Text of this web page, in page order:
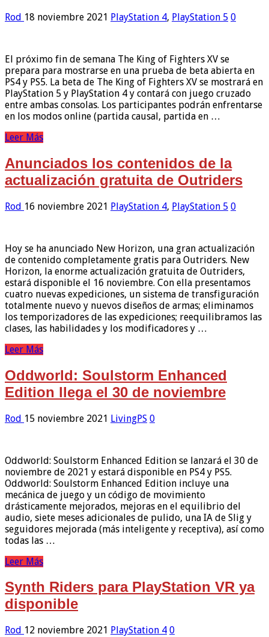
Rod 18 noviembre 2021 PlayStation 4, PlayStation 5 0
El próximo fin de semana The King of Fighters XV se
prepara para mostrarse en una prueba de beta abierta en
PS4 y PS5. La beta de The King of Fighters XV se mostrará en
PlayStation 5 y PlayStation 4 y contará con juego cruzado
entre ambas consolas. Los participantes podrán enfrentarse
en los modos online (partida causal, partida en …
Leer Más
Anunciados los contenidos de la
actualización gratuita de Outriders
Rod 16 noviembre 2021 PlayStation 4, PlayStation 5 0
Hoy se ha anunciado New Horizon, una gran actualización
de contenido completamente gratis para Outriders. New
Horizon, la enorme actualización gratuita de Outriders,
estará disponible el 16 noviembre. Con ella presentamos
cuatro nuevas expediciones, un sistema de transfiguración
totalmente nuevo y nuevos diseños de armas; eliminamos
los temporizadores de las expediciones; reequilibramos las
clases, las habilidades y los modificadores y …
Leer Más
Oddworld: Soulstorm Enhanced
Edition llega el 30 de noviembre
Rod 15 noviembre 2021 LivingPS 0
Oddworld: Soulstorm Enhanced Edition se lanzará el 30 de
noviembre de 2021 y estará disponible en PS4 y PS5.
Oddworld: Soulstorm Enhanced Edition incluye una
mecánica de juego y un código de movimiento
drásticamente mejorados, mejoras en el equilibrio del
audio, siete meses adicionales de pulido, una IA de Slig y
seguidores mejorada (más inteligente y receptiva), así como
todas las …
Leer Más
Synth Riders para PlayStation VR ya
disponible
Rod 12 noviembre 2021 PlayStation 4 0